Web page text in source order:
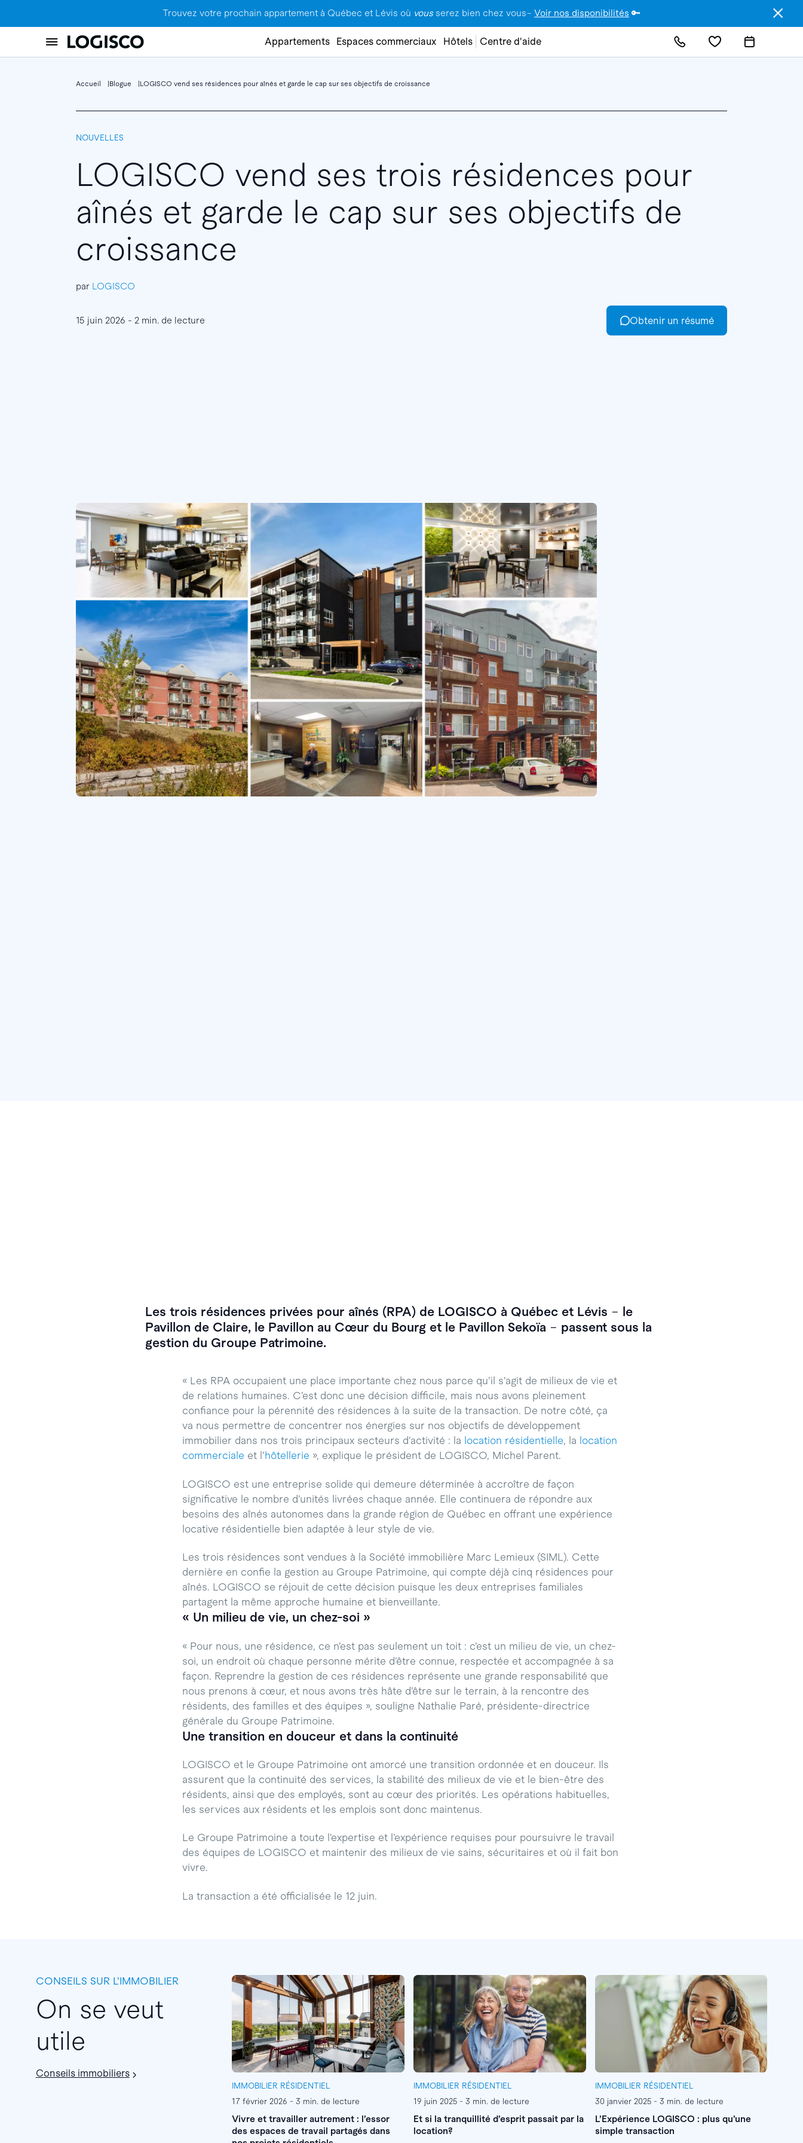
Trouvez votre prochain appartement à Québec et Lévis où vous serez bien chez vous– Voir nos disponibilités 🔑
Appartements Espaces commerciaux Hôtels Centre d'aide
Accueil Blogue LOGISCO vend ses résidences pour aînés et garde le cap sur ses objectifs de croissance
NOUVELLES
LOGISCO vend ses trois résidences pour
aînés et garde le cap sur ses objectifs de
croissance
par LOGISCO
15 juin 2026 - 2 min. de lecture Obtenir un résumé
Les trois résidences privées pour aînés (RPA) de LOGISCO à Québec et Lévis – le
Pavillon de Claire, le Pavillon au Cœur du Bourg et le Pavillon Sekoïa – passent sous la
gestion du Groupe Patrimoine.
« Les RPA occupaient une place importante chez nous parce qu’il s’agit de milieux de vie et
de relations humaines. C’est donc une décision difficile, mais nous avons pleinement
confiance pour la pérennité des résidences à la suite de la transaction. De notre côté, ça
va nous permettre de concentrer nos énergies sur nos objectifs de développement
immobilier dans nos trois principaux secteurs d’activité : la location résidentielle, la location
commerciale et l’hôtellerie », explique le président de LOGISCO, Michel Parent.
LOGISCO est une entreprise solide qui demeure déterminée à accroître de façon
significative le nombre d’unités livrées chaque année. Elle continuera de répondre aux
besoins des aînés autonomes dans la grande région de Québec en offrant une expérience
locative résidentielle bien adaptée à leur style de vie.
Les trois résidences sont vendues à la Société immobilière Marc Lemieux (SIML). Cette
dernière en confie la gestion au Groupe Patrimoine, qui compte déjà cinq résidences pour
aînés. LOGISCO se réjouit de cette décision puisque les deux entreprises familiales
partagent la même approche humaine et bienveillante.
« Un milieu de vie, un chez-soi »
« Pour nous, une résidence, ce n’est pas seulement un toit : c’est un milieu de vie, un chez-
soi, un endroit où chaque personne mérite d’être connue, respectée et accompagnée à sa
façon. Reprendre la gestion de ces résidences représente une grande responsabilité que
nous prenons à cœur, et nous avons très hâte d’être sur le terrain, à la rencontre des
résidents, des familles et des équipes », souligne Nathalie Paré, présidente-directrice
générale du Groupe Patrimoine.
Une transition en douceur et dans la continuité
LOGISCO et le Groupe Patrimoine ont amorcé une transition ordonnée et en douceur. Ils
assurent que la continuité des services, la stabilité des milieux de vie et le bien-être des
résidents, ainsi que des employés, sont au cœur des priorités. Les opérations habituelles,
les services aux résidents et les emplois sont donc maintenus.
Le Groupe Patrimoine a toute l’expertise et l’expérience requises pour poursuivre le travail
des équipes de LOGISCO et maintenir des milieux de vie sains, sécuritaires et où il fait bon
vivre.
La transaction a été officialisée le 12 juin.
CONSEILS SUR L’IMMOBILIER
On se veut
utile
Conseils immobiliers
IMMOBILIER RÉSIDENTIEL
17 février 2026 - 3 min. de lecture
Vivre et travailler autrement : l’essor
des espaces de travail partagés dans
IMMOBILIER RÉSIDENTIEL
19 juin 2025 - 3 min. de lecture
Et si la tranquillité d’esprit passait par la
location?
IMMOBILIER RÉSIDENTIEL
30 janvier 2025 - 3 min. de lecture
L’Expérience LOGISCO : plus qu’une
simple transaction